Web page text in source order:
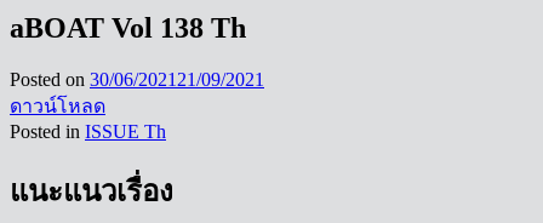
aBOAT Vol 138 Th
Posted on 30/06/2021 21/09/2021
ดาวน์โหลด
Posted in ISSUE Th
แนะแนวเรื่อง